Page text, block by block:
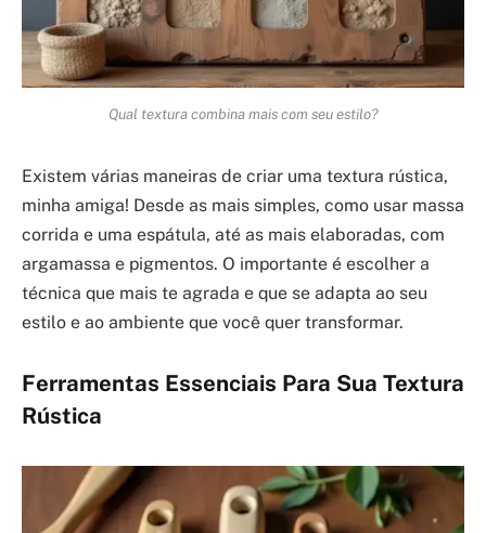
Qual textura combina mais com seu estilo?
Existem várias maneiras de criar uma textura rústica,
minha amiga! Desde as mais simples, como usar massa
corrida e uma espátula, até as mais elaboradas, com
argamassa e pigmentos. O importante é escolher a
técnica que mais te agrada e que se adapta ao seu
estilo e ao ambiente que você quer transformar.
Ferramentas Essenciais Para Sua Textura
Rústica